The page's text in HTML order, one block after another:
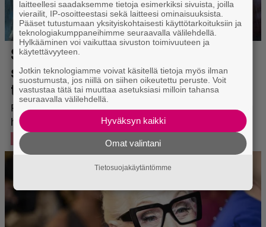
laitteellesi saadaksemme tietoja esimerkiksi sivuista, joilla
vierailit, IP-osoitteestasi sekä laitteesi ominaisuuksista.
Pääset tutustumaan yksityiskohtaisesti käyttötarkoituksiin ja
teknologiakumppaneihimme seuraavalla välilehdellä.
Hylkääminen voi vaikuttaa sivuston toimivuuteen ja
käytettävyyteen.
Jotkin teknologiamme voivat käsitellä tietoja myös ilman
suostumusta, jos niillä on siihen oikeutettu peruste. Voit
vastustaa tätä tai muuttaa asetuksiasi milloin tahansa
seuraavalla välilehdellä.
Hyväksyn kaikki
Omat valintani
Tietosuojakäytäntömme